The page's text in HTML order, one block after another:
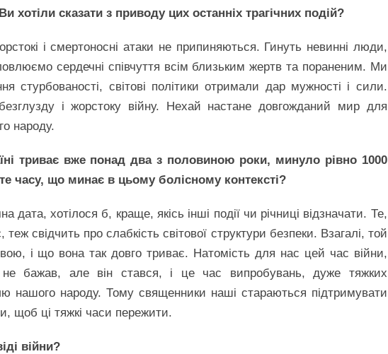
сказати з приводу цих останніх трагічних подій?
і смертоносні атаки не припиняються. Гинуть невинні люди,
сердечні співчуття всім близьким жертв та пораненим. Ми
стурбованості, світові політики отримали дар мужності і сили.
і жорстоку війну. Нехай настане довгожданий мир для
народу.
триває вже понад два з половиною роки, минуло рівно 1000
часу, що минає в цьому болісному контексті?
дата, хотілося б, краще, якісь інші події чи річниці відзначати. Те,
свідчить про слабкість світової структури безпеки. Взагалі, той
і що вона так довго триває. Натомість для нас цей час війни,
не бажав, але він стався, і це час випробувань, дуже тяжких
нашого народу. Тому священники наші стараються підтримувати
щоб ці тяжкі часи пережити.
війни?